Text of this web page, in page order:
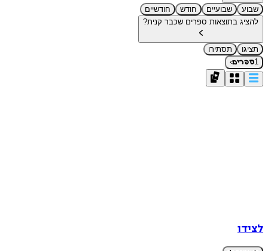
שבוע שבועיים חודש
חודשיים
להציג בתוצאות ספרים שכבר קנית?
תציגו
תסתירו
1ספרים›
לצידו